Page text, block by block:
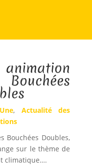
animation
, Actualité des
Bouchées Doubles,
sur le thème de
climatique….